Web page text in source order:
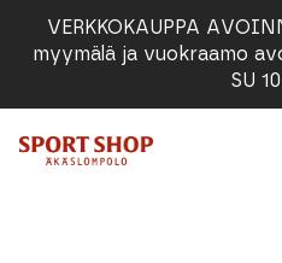
VERKKOKAUPPA
myymälä ja vuokraamo
SU